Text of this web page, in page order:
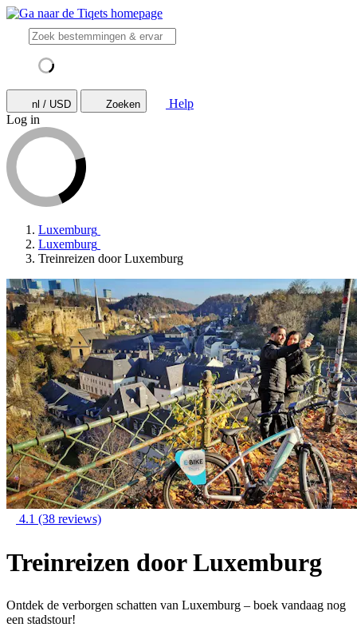
nl / USD Zoeken
Help
Log in
Luxemburg
Luxemburg
Treinreizen door Luxemburg
4.1 (38 reviews)
Treinreizen door Luxemburg
Ontdek de verborgen schatten van Luxemburg – boek vandaag nog
een stadstour!